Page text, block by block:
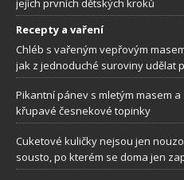
jejích prvních dětských kroků
Recepty a vaření
Chléb s vařeným vepřovým
jak z jednoduché suroviny udělat
Pikantní pánev s mletým masem
křupavé česnekové topinky
Cuketové kuličky nejsou jen
sousto, po kterém se doma jen